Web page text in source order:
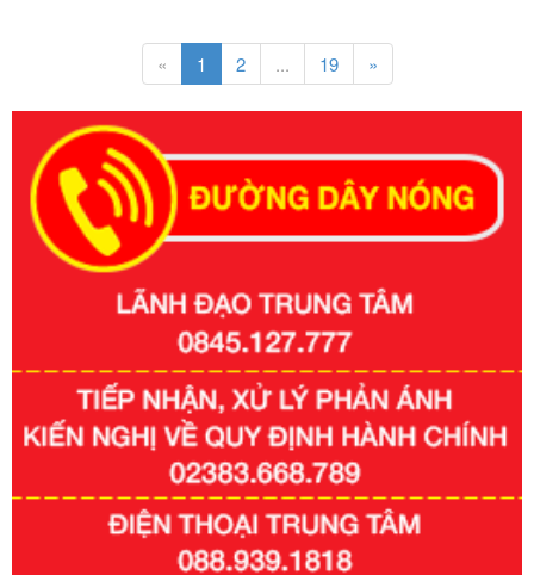
« 1 2 ... 19 »
351/2025/NĐ-CP
Tên: Nghị định số 351/2025/NĐ-CP của Chính phủ: Quy
định chuẩn nghèo đa chiều quốc gia giai đoạn 2026 - 2030
Ngày ban hành: 29/12/2026